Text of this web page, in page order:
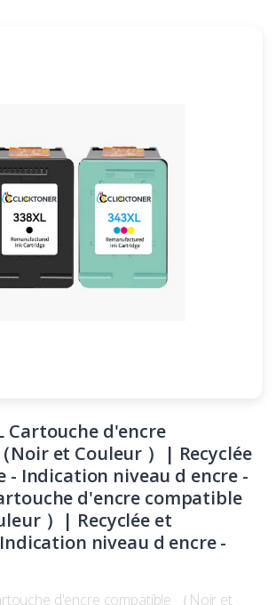
Cartouche d'encre
Noir et Couleur ）| Recyclée
- Indication niveau d encre -
d'encre compatible
）| Recyclée et
niveau d encre -
d'encre compatible （Noir et